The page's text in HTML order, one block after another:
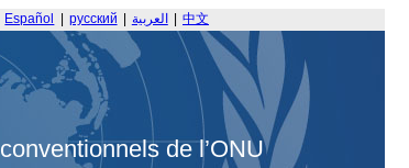
Español русский العربية 中文
de l’ONU